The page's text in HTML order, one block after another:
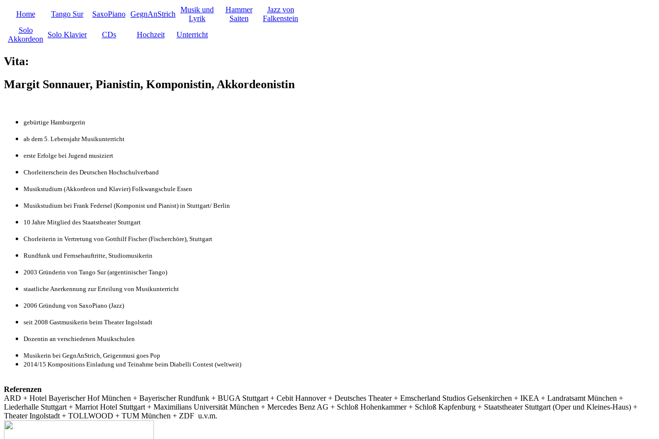
Home Tango Sur SaxoPiano GegnAnStrich
Musik und
Lyrik
Hammer
Saiten
Jazz von
Falkenstein
Solo
Akkordeon
Solo Klavier CDs Hochzeit Unterricht
Vita:
Margit Sonnauer, Pianistin, Komponistin, Akkordeonistin
gebürtige Hamburgerin
ab dem 5. Lebensjahr Musikunterricht
erste Erfolge bei Jugend musiziert
Chorleiterschein des Deutschen Hochschulverband
Musikstudium (Akkordeon und Klavier) Folkwangschule Essen
Musikstudium bei Frank Federsel (Komponist und Pianist) in Stuttgart/ Berlin
10 Jahre Mitglied des Staatstheater Stuttgart
Chorleiterin in Vertretung von Gotthilf Fischer (Fischerchöre), Stuttgart
Rundfunk und Fernsehauftritte, Studiomusikerin
2003 Gründerin von Tango Sur (argentinischer Tango)
staatliche Anerkennung zur Erteilung von Musikunterricht
2006 Gründung von SaxoPiano (Jazz)
seit 2008 Gastmusikerin beim Theater Ingolstadt
Dozentin an verschiedenen Musikschulen
Musikerin bei GegnAnStrich, Geigenmusi goes Pop
2014/15 Kompositions Einladung und Teinahme beim Diabelli Contest (weltweit)
Referenzen
ARD + Hotel Bayerischer Hof München + Bayerischer Rundfunk + BUGA Stuttgart + Cebit Hannover + Deutsches Theater + Emscherland Studios Gelsenkirchen + IKEA + Landratsamt München +
Liederhalle Stuttgart + Marriot Hotel Stuttgart + Maximilians Universität München + Mercedes Benz AG + Schloß Hohenkammer + Schloß Kapfenburg + Staatstheater Stuttgart (Oper und Kleines-Haus) +
Theater Ingolstadt + TOLLWOOD + TUM München + ZDF u.v.m.